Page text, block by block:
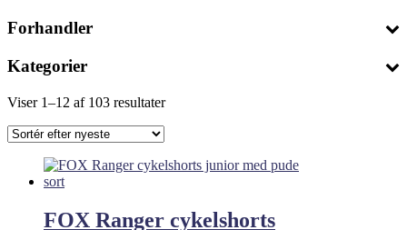
Forhandler
Kategorier
Viser 1–12 af 103 resultaterSorteret
FOX Ranger cykelshorts